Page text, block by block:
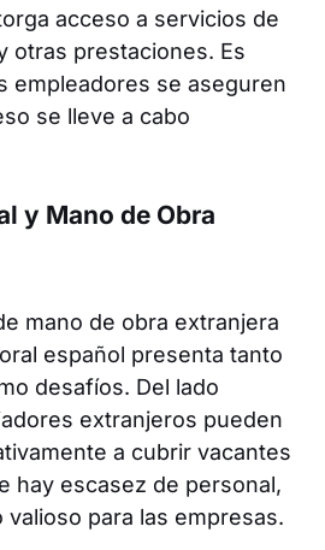
acceso a servicios de
otras prestaciones. Es
empleadores se aseguren
se lleve a cabo
y Mano de Obra
mano de obra extranjera
español presenta tanto
desafíos. Del lado
extranjeros pueden
a cubrir vacantes
hay escasez de personal,
para las empresas.